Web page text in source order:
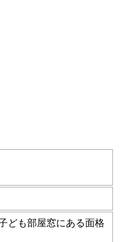
ども部屋窓にある面格